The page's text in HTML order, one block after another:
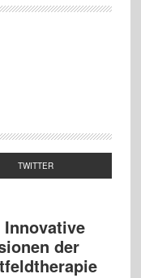
TWITTER
Innovative
der